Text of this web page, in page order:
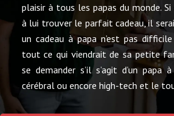
plaisir à tous les papas du monde.
à lui trouver le parfait cadeau, il
un cadeau à papa n’est pas
tout ce qui viendrait de sa petite
se demander s’il s’agit d’un papa
cérébral ou encore high-tech et le